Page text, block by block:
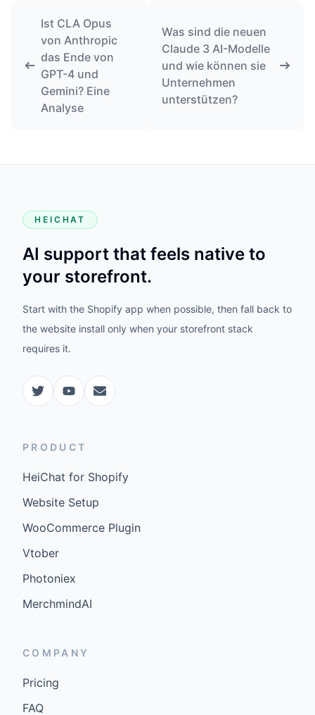
Ist CLA Opus
von Anthropic
das Ende von
GPT-4 und
Gemini? Eine
Analyse
Was sind die neuen
Claude 3 AI-Modelle
und wie können sie
Unternehmen
unterstützen?
HEICHAT
AI support that feels native to
your storefront.
Start with the Shopify app when possible, then fall back to
the website install only when your storefront stack
requires it.
PRODUCT
HeiChat for Shopify
Website Setup
WooCommerce Plugin
Vtober
Photoniex
MerchmindAI
COMPANY
Pricing
FAQ